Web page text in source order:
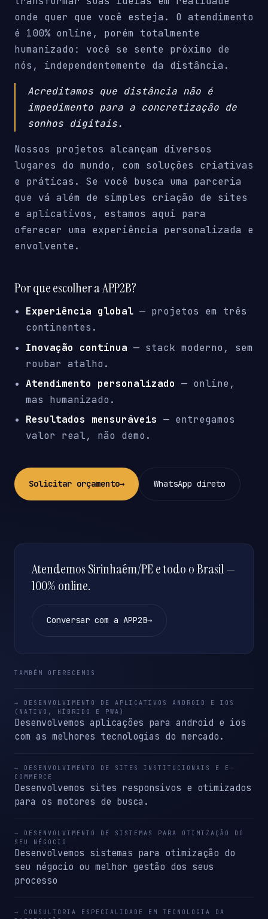
onde quer que você esteja. O atendimento
é 100% online, porém totalmente
humanizado: você se sente próximo de
nós, independentemente da distância.
Acreditamos que distância não é
impedimento para a concretização de
sonhos digitais.
Nossos projetos alcançam diversos
lugares do mundo, com soluções criativas
e práticas. Se você busca uma parceria
que vá além de simples criação de sites
e aplicativos, estamos aqui para
oferecer uma experiência personalizada e
envolvente.
Por que escolher a APP2B?
Experiência global — projetos em três
continentes.
Inovação contínua — stack moderno, sem
roubar atalho.
Atendimento personalizado — online,
mas humanizado.
Resultados mensuráveis — entregamos
valor real, não demo.
Solicitar orçamento→ WhatsApp direto
Atendemos Sirinhaém/PE e todo o Brasil —
100% online.
Conversar com a APP2B→
TAMBÉM OFERECEMOS
→ DESENVOLVIMENTO DE APLICATIVOS ANDROID E IOS
(NATIVO, HÍBRIDO E PWA)
Desenvolvemos aplicações para android e ios
com as melhores tecnologias do mercado.
→ DESENVOLVIMENTO DE SITES INSTITUCIONAIS E E-
COMMERCE
Desenvolvemos sites responsivos e otimizados
para os motores de busca.
→ DESENVOLVIMENTO DE SISTEMAS PARA OTIMIZAÇÃO DO
SEU NÉGOCIO
Desenvolvemos sistemas para otimização do
seu négocio ou melhor gestão dos seus
processo
→ CONSULTORIA ESPECIALIDADE EM TECNOLOGIA DA